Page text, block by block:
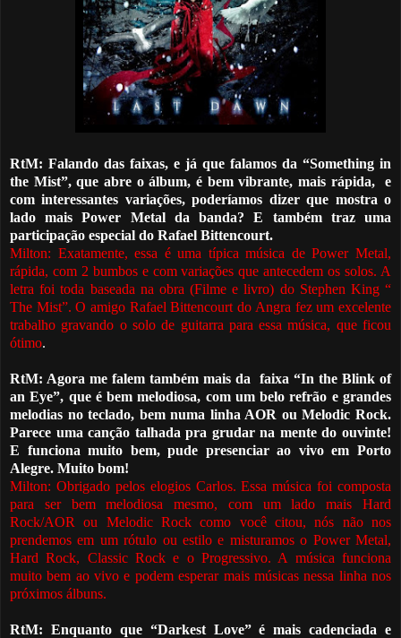
RtM: Falando das faixas, e já que falamos da “Something in
the Mist”, que abre o álbum, é bem vibrante, mais rápida,
e
com interessantes variações, poderíamos dizer que mostra o
lado mais Power Metal da banda? E também traz uma
participação especial do Rafael Bittencourt.
Milton: Exatamente, essa éuma típica música de Power Metal,
rápida, com 2 bumbos e com variações que antecedem os solos. A
letra foi toda baseada na obra (Filme e livro) do Stephen King “
The Mist”. O amigo Rafael Bittencourt do Angra fez um excelente
trabalho gravando o solo de guitarra para essa música, que ficou
ótimo.
RtM: Agora me falem também mais da
faixa “In the Blink of
an Eye”, que é bem melodiosa, com um belo refrão e grandes
melodias no teclado, bem numa linha AOR ou Melodic Rock.
Parece uma canção talhada pra grudar na mente do ouvinte!
E funciona muito bem, pude presenciar ao vivo em Porto
Alegre. Muito bom!
Milton: Obrigado pelos elogios Carlos. Essa música foi composta
para ser bem melodiosa mesmo, com um lado mais Hard
Rock/AOR ou Melodic Rock como você citou, nós não nos
prendemos em um rótulo ou estilo e misturamos o Power Metal,
Hard Rock, Classic Rock e o Progressivo. A música funciona
muito bem ao vivo e podem esperar mais músicas nessa linha nos
próximos álbuns.
RtM: Enquanto que “Darkest Love” é mais cadenciada e